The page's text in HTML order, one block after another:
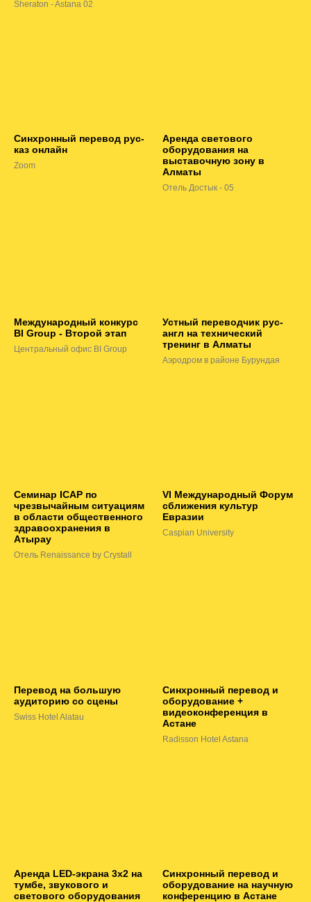
Sheraton - Astana 02
Синхронный перевод рус-
каз онлайн
Zoom
Аренда светового
оборудования на
выставочную зону в
Алматы
Отель Достык - 05
Международный конкурс
BI Group - Второй этап
Центральный офис BI Group
Устный переводчик рус-
англ на технический
тренинг в Алматы
Аэродром в районе Бурундая
Семинар ICAP по
чрезвычайным ситуациям
в области общественного
здравоохранения в
Атырау
Отель Renaissance by Crystall
VI Международный Форум
сближения культур
Евразии
Caspian University
Перевод на большую
аудиторию со сцены
Swiss Hotel Alatau
Синхронный перевод и
оборудование +
видеоконференция в
Астане
Radisson Hotel Astana
Аренда LED-экрана 3х2 на
тумбе, звукового и
светового оборудования
Синхронный перевод и
оборудование на научную
конференцию в Астане